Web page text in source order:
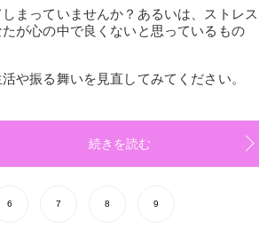
まっていませんか？あるいは、ストレス
が心の中で良くないと思っているもの
や振る舞いを見直してみてください。
続きを読む
6 7 8 9